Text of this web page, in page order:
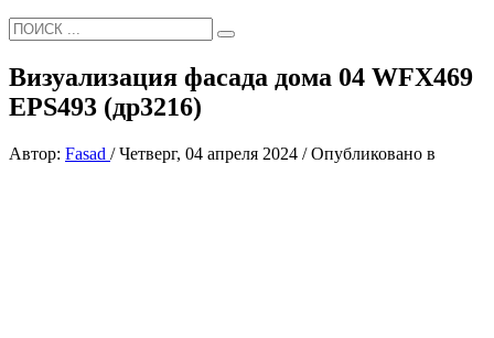
Визуализация фасада дома 04 WFX469
EPS493 (др3216)
Автор: Fasad /Четверг, 04 апреля 2024 /Опубликовано в